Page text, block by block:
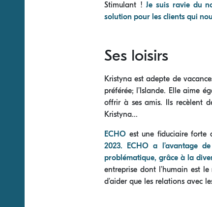
Stimulant !Je suis ravie du
solution pour les clients qui
Ses loisirs
Kristyna est adepte de
préférée; l’Islande. Elle aime
offrir à ses amis. Ils recèlent
Kristyna...
ECHO est une ﬁduciaire forte
2023. ECHO a l’avantage
problématique, grâce à la
entreprise dont l’humain est
d’aider que les relations avec